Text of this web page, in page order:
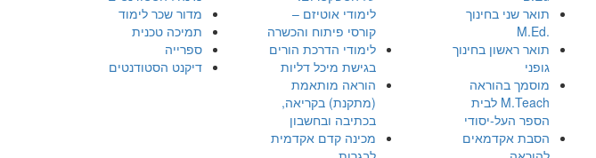
תואר שני בחינוך
.M.Ed
תואר ראשון בחינוך
גופני
מוסמך בהוראה
M.Teach לבית
הספר העל-יסודי
הסבת אקדמאים
לימודי אוטיזם –
קורסי פיתוח והכשרה
לימודי הדרכת הורים
בגישת מיכל דליות
הוראה מותאמת
(מתקנת) בקריאה,
בכתיבה ובחשבון
מכינה קדם אקדמית
מדור שכר לימוד
תמיכה טכנית
ספרייה
דיקנט הסטודנטים